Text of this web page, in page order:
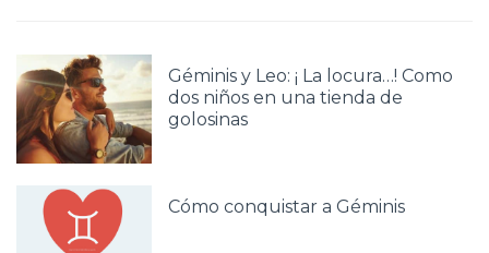
Géminis y Leo: ¡ La locura…! Como
dos niños en una tienda de
golosinas
Cómo conquistar a Géminis